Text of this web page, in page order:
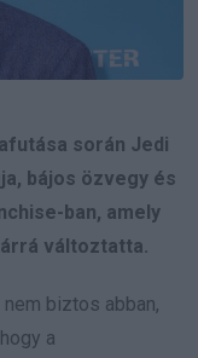
során Jedi
bájos özvegy és
ban, amely
változtatta.
biztos abban,
a